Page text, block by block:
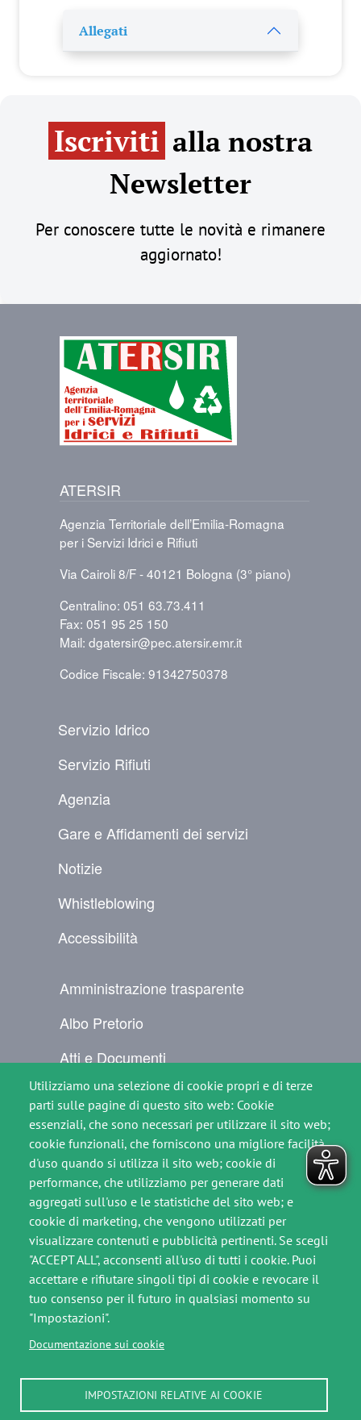
Allegati
Utilizziamo una selezione di cookie propri e di terze
parti sulle pagine di questo sito web: Cookie
essenziali, che sono necessari per utilizzare il sito web;
cookie funzionali, che forniscono una migliore facilità
d'uso quando si utilizza il sito web; cookie di
performance, che utilizziamo per generare dati
aggregati sull'uso e le statistiche del sito web; e
cookie di marketing, che vengono utilizzati per
visualizzare contenuti e pubblicità pertinenti. Se scegli
"ACCEPT ALL", acconsenti all'uso di tutti i cookie. Puoi
accettare e rifiutare singoli tipi di cookie e revocare il
tuo consenso per il futuro in qualsiasi momento su
"Impostazioni".
Documentazione sui cookie
IMPOSTAZIONI RELATIVE AI COOKIE
Iscriviti alla nostra
Newsletter
Per conoscere tutte le novità e rimanere
aggiornato!
Immagine
ATERSIR
Agenzia Territoriale dell’Emilia-Romagna
per i Servizi Idrici e Rifiuti
Via Cairoli 8/F - 40121 Bologna (3° piano)
Centralino: 051 63.73.411
Fax: 051 95 25 150
Mail: dgatersir@pec.atersir.emr.it
Codice Fiscale: 91342750378
Servizio Idrico
Servizio Rifiuti
Agenzia
Gare e Affidamenti dei servizi
Notizie
Whistleblowing
Accessibilità
Amministrazione trasparente
Albo Pretorio
Atti e Documenti
Per il cittadino
Comunicati Stampa
Contatti
SEGUICI SU
ImmagineImmagine
Footer slim
Crediti
Privacy Policy